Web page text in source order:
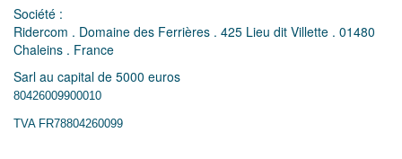
DVD d'équitation
Nous contacter
Société :
Ridercom . Domaine des Ferrières . 425 Lieu dit Villette . 01480
Chaleins . France
Sarl au capital de 5000 euros
80426009900010
TVA FR78804260099